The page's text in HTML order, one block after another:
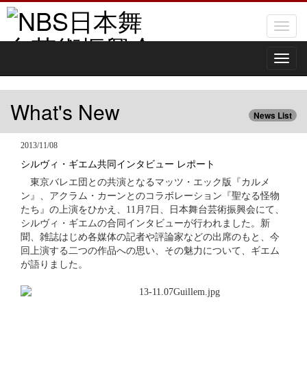
Toggle
Toggle
What's New News List
2013/11/08
シルヴィ・ギエム共同インタビュー レポート
東京バレエ団との共演となるマッツ・エック版『カルメ
ン』、アクラム・カーンとのコラボレーション『聖なる怪物
たち』の上演をひかえ、11月7日、日本舞台芸術振興会にて、
シルヴィ・ギエムの合同インタビューが行われました。新
聞、雑誌はじめ各媒体の記者や評論家などの出席のもと、今
回上演する二つの作品への思い、その魅力について、ギエム
が語りました。